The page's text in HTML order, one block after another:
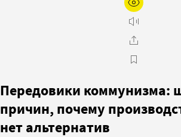
Передовики коммунизма:
причин, почему
нет альтернатив